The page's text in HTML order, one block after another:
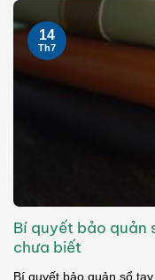
Bí quyết bảo quản
chưa biết
Bí quyết bảo quản sổ
14
Th7